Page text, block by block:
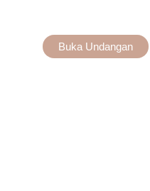
Buka Undangan